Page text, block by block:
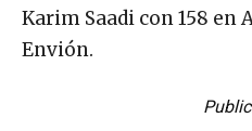
Karim Saadi con 158 en
Envión.